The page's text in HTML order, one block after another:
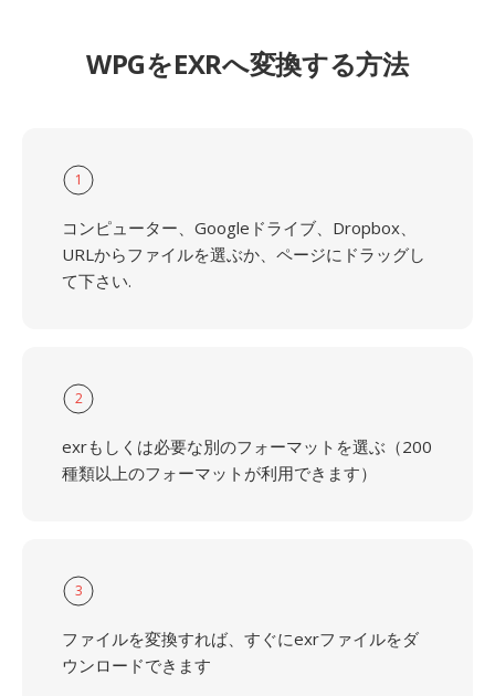
WPGをEXRへ変換する方法
1
コンピューター、Googleドライブ、Dropbox、
URLからファイルを選ぶか、ページにドラッグし
て下さい.
2
exrもしくは必要な別のフォーマットを選ぶ（200
種類以上のフォーマットが利用できます）
3
ファイルを変換すれば、すぐにexrファイルをダ
ウンロードできます